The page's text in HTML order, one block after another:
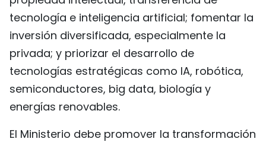
tecnología e inteligencia artificial; fomentar la
inversión diversificada, especialmente la
privada; y priorizar el desarrollo de
tecnologías estratégicas como IA, robótica,
semiconductores, big data, biología y
energías renovables.
El Ministerio debe promover la transformación